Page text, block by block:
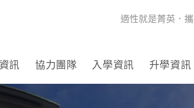
適性就是菁英．
訊 協力團隊 入學資訊 升學資訊